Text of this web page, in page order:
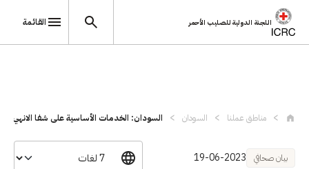
اللجنة الدولية للصليب الأحمر القائمة
مناطق عملنا السودان السودان: الخدمات الأساسية على شفا الانهي...
بيان صحافي 19-06-2023